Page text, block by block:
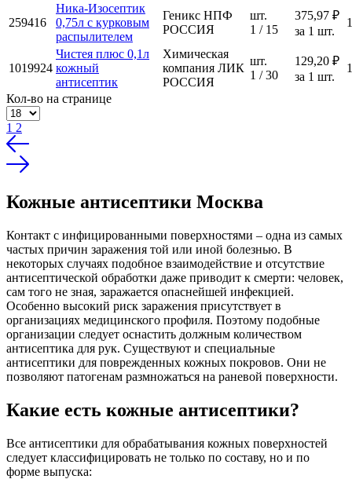
259416
Ника-Изосептик
0,75л с курковым
распылителем
Геникс НПФ
РОССИЯ
шт.
1 / 15
375,97 ₽
за 1 шт.
1019924
Чистея плюс 0,1л
кожный
антисептик
Химическая
компания ЛИК
РОССИЯ
шт.
1 / 30
129,20 ₽
за 1 шт.
Кол-во на странице
1 2
Кожные антисептики Москва
Контакт с инфицированными поверхностями – одна из самых
частых причин заражения той или иной болезнью. В
некоторых случаях подобное взаимодействие и отсутствие
антисептической обработки даже приводит к смерти: человек,
сам того не зная, заражается опаснейшей инфекцией.
Особенно высокий риск заражения присутствует в
организациях медицинского профиля. Поэтому подобные
организации следует оснастить должным количеством
антисептика для рук. Существуют и специальные
антисептики для поврежденных кожных покровов. Они не
позволяют патогенам размножаться на раневой поверхности.
Какие есть кожные антисептики?
Все антисептики для обрабатывания кожных поверхностей
следует классифицировать не только по составу, но и по
форме выпуска: